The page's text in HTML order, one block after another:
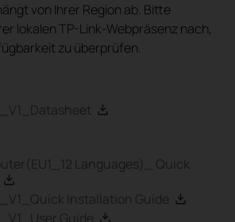
von Ihrer Region ab. Bitte
lokalen TP-Link-Webpräsenz nach,
zu überprüfen.
Languages)_ Quick
Installation Guide
Guide